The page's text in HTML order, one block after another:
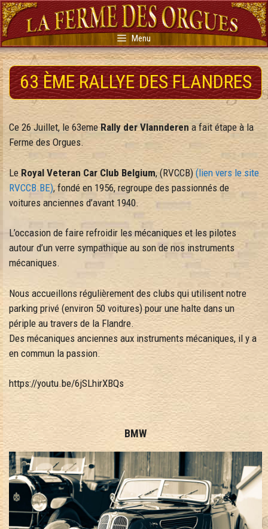
Aller
au
contenu
Menu
63 ÈME RALLYE DES FLANDRES
Ce 26 Juillet, le 63emeRally der Vlannderena fait étape à la
Ferme des Orgues.
Le Royal Veteran Car Club Belgium, (RVCCB) (lien vers le site
RVCCB.BE), fondé en 1956, regroupe des passionnés de
voitures anciennes d’avant 1940.
L’occasion de faire refroidir les mécaniques et les pilotes
autour d’un verre sympathique au son de nos instruments
mécaniques.
Nous accueillons régulièrement des clubs qui utilisent notre
parking privé (environ 50 voitures) pour une halte dans un
périple au travers de la Flandre.
Des mécaniques anciennes aux instruments mécaniques, il y a
en commun la passion.
https://youtu.be/6jSLhirXBQs
BMW